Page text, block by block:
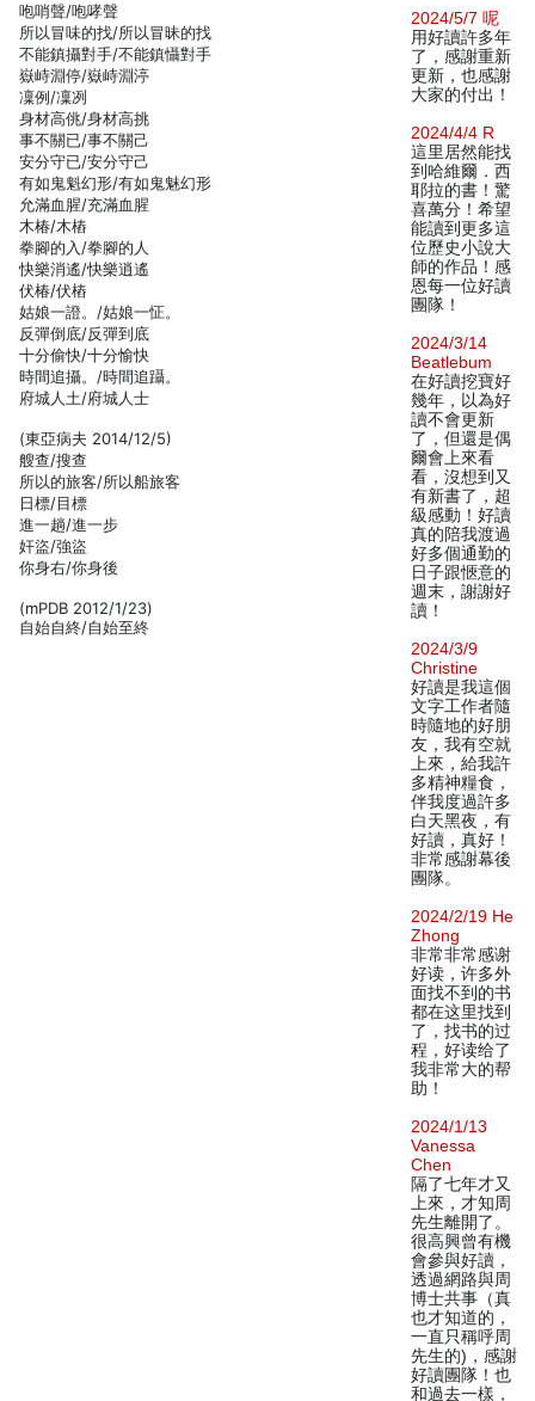
咆哨聲/咆哮聲
所以冒味的找/所以冒昧的找
不能鎮攝對手/不能鎮懾對手
嶽峙淵停/嶽峙淵渟
凜例/凜冽
身材高佻/身材高挑
事不關已/事不關己
安分守已/安分守己
有如鬼魁幻形/有如鬼魅幻形
允滿血腥/充滿血腥
木椿/木樁
拳腳的入/拳腳的人
快樂消遙/快樂逍遙
伏椿/伏樁
姑娘一證。/姑娘一怔。
反彈倒底/反彈到底
十分偷快/十分愉快
時間追攝。/時間追躡。
府城人土/府城人士
(東亞病夫 2014/12/5)
艘查/搜查
所以的旅客/所以船旅客
日標/目標
進一趟/進一步
奸盜/強盜
你身右/你身後
(mPDB 2012/1/23)
自始自終/自始至終
2024/5/7 呢
用好讀許多年
了，感謝重新
更新，也感謝
大家的付出！
2024/4/4 R
這里居然能找
到哈維爾．西
耶拉的書！驚
喜萬分！希望
能讀到更多這
位歷史小說大
師的作品！感
恩每一位好讀
團隊！
2024/3/14
Beatlebum
在好讀挖寶好
幾年，以為好
讀不會更新
了，但還是偶
爾會上來看
看，沒想到又
有新書了，超
級感動！好讀
真的陪我渡過
好多個通勤的
日子跟愜意的
週末，謝謝好
讀！
2024/3/9
Christine
好讀是我這個
文字工作者隨
時隨地的好朋
友，我有空就
上來，給我許
多精神糧食，
伴我度過許多
白天黑夜，有
好讀，真好！
非常感謝幕後
團隊。
2024/2/19 He
Zhong
非常非常感谢
好读，许多外
面找不到的书
都在这里找到
了，找书的过
程，好读给了
我非常大的帮
助！
2024/1/13
Vanessa
Chen
隔了七年才又
上來，才知周
先生離開了。
很高興曾有機
會參與好讀，
透過網路與周
博士共事（真
也才知道的，
一直只稱呼周
先生的)，感謝
好讀團隊！也
和過去一樣，